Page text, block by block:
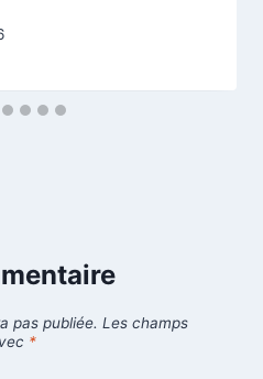
pas publiée. Les champs
*